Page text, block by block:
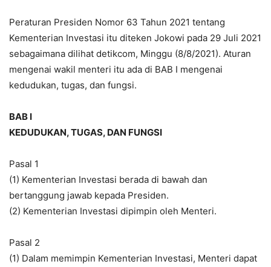
Peraturan Presiden Nomor 63 Tahun 2021 tentang
Kementerian Investasi itu diteken Jokowi pada 29 Juli 2021
sebagaimana dilihat detikcom, Minggu (8/8/2021). Aturan
mengenai wakil menteri itu ada di BAB I mengenai
kedudukan, tugas, dan fungsi.
BAB I
KEDUDUKAN, TUGAS, DAN FUNGSI
Pasal 1
(1) Kementerian Investasi berada di bawah dan
bertanggung jawab kepada Presiden.
(2) Kementerian Investasi dipimpin oleh Menteri.
Pasal 2
(1) Dalam memimpin Kementerian Investasi, Menteri dapat